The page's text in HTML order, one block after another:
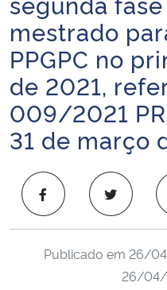
Ministério da Educação
Ministério da Cidadania
Ministério da Saúde
Ministério de Minas e Energia
Ministério da Ciência, Tecnologia,
mestrado
PPGPC no
de 2021,
009/2021
31 de março
Publicado em 26/
26/04/